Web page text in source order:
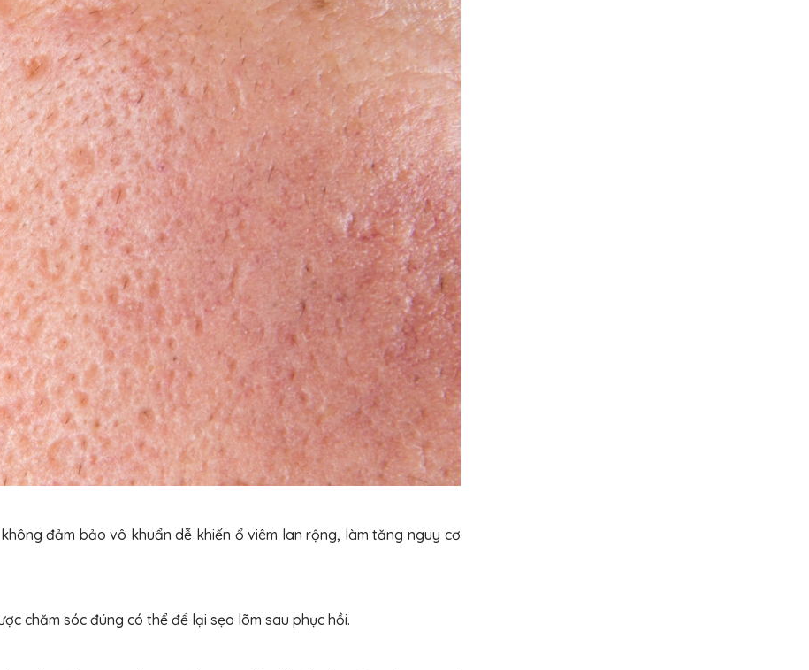
đảm bảo vô khuẩn dễ khiến ổ viêm lan rộng, làm tăng nguy cơ
chăm sóc đúng có thể để lại sẹo lõm sau phục hồi.